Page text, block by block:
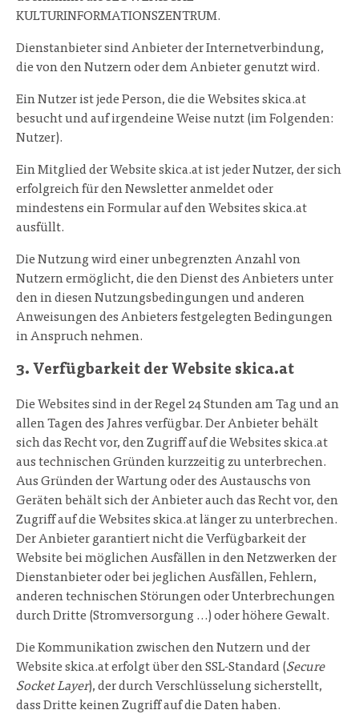
KULTURINFORMATIONSZENTRUM.
Dienstanbieter sind Anbieter der Internetverbindung,
die von den Nutzern oder dem Anbieter genutzt wird.
Ein Nutzer ist jede Person, die die Websites skica.at
besucht und auf irgendeine Weise nutzt (im Folgenden:
Nutzer).
Ein Mitglied der Website skica.at ist jeder Nutzer, der sich
erfolgreich für den Newsletter anmeldet oder
mindestens ein Formular auf den Websites skica.at
ausfüllt.
Die Nutzung wird einer unbegrenzten Anzahl von
Nutzern ermöglicht, die den Dienst des Anbieters unter
den in diesen Nutzungsbedingungen und anderen
Anweisungen des Anbieters festgelegten Bedingungen
in Anspruch nehmen.
3. Verfügbarkeit der Website skica.at
Die Websites sind in der Regel 24 Stunden am Tag und an
allen Tagen des Jahres verfügbar. Der Anbieter behält
sich das Recht vor, den Zugriff auf die Websites skica.at
aus technischen Gründen kurzzeitig zu unterbrechen.
Aus Gründen der Wartung oder des Austauschs von
Geräten behält sich der Anbieter auch das Recht vor, den
Zugriff auf die Websites skica.at länger zu unterbrechen.
Der Anbieter garantiert nicht die Verfügbarkeit der
Website bei möglichen Ausfällen in den Netzwerken der
Dienstanbieter oder bei jeglichen Ausfällen, Fehlern,
anderen technischen Störungen oder Unterbrechungen
durch Dritte (Stromversorgung …) oder höhere Gewalt.
Die Kommunikation zwischen den Nutzern und der
Website skica.at erfolgt über den SSL-Standard (Secure
Socket Layer), der durch Verschlüsselung sicherstellt,
dass Dritte keinen Zugriff auf die Daten haben.